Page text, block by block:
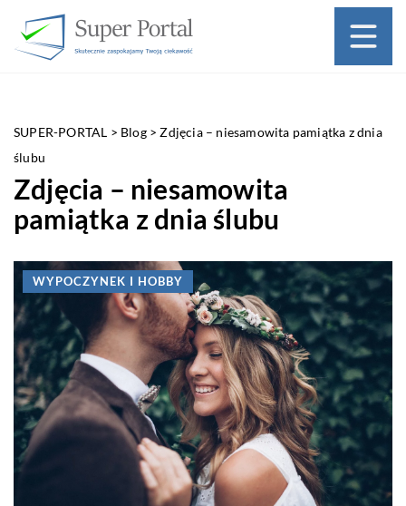
SUPER-PORTAL > Blog>Zdjęcia – niesamowita pamiątka z dnia
ślubu
Zdjęcia – niesamowita
pamiątka z dnia ślubu
WYPOCZYNEK I HOBBY